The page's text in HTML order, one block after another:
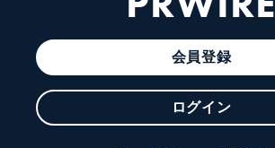
会員登録
ログイン